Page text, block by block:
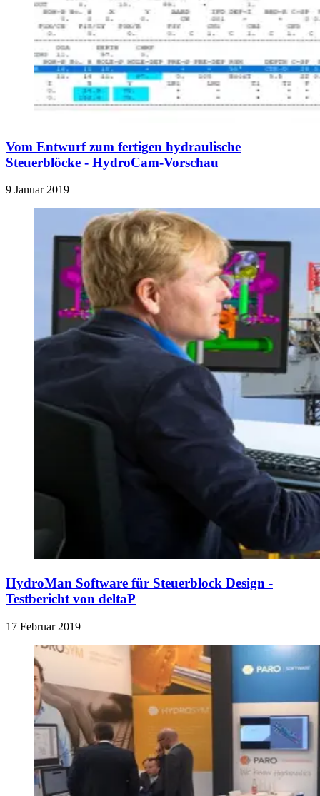
Vom Entwurf zum fertigen hydraulische
Steuerblöcke - HydroCam-Vorschau
9 Januar 2019
HydroMan Software für Steuerblock Design -
Testbericht von deltaP
17 Februar 2019